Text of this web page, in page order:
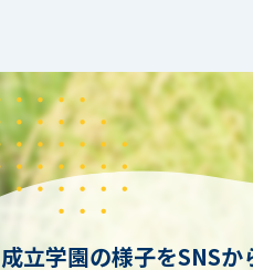
成立学園の様子をSNSか